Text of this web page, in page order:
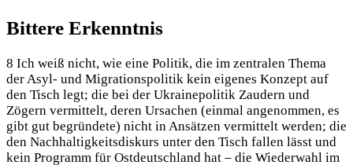
Bittere Erkenntnis
8 Ich weiß nicht, wie eine Politik, die im zentralen Thema
der Asyl- und Migrationspolitik kein eigenes Konzept auf
den Tisch legt; die bei der Ukrainepolitik Zaudern und
Zögern vermittelt, deren Ursachen (einmal angenommen, es
gibt gut begründete) nicht in Ansätzen vermittelt werden; die
den Nachhaltigkeitsdiskurs unter den Tisch fallen lässt und
kein Programm für Ostdeutschland hat – die Wiederwahl im